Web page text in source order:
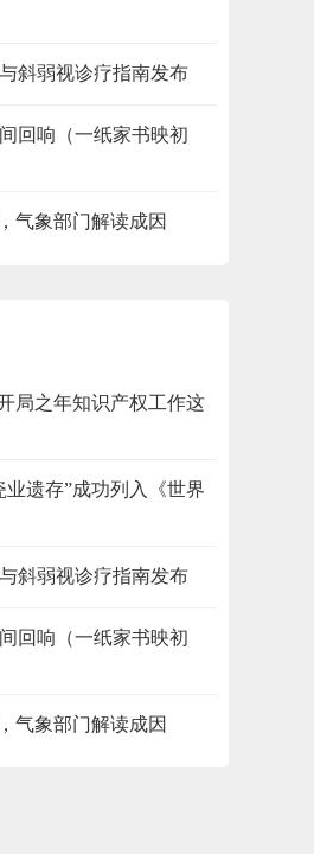
斜弱视诊疗指南发布
回响（一纸家书映初
气象部门解读成因
局之年知识产权工作这
业遗存”成功列入《世界
斜弱视诊疗指南发布
回响（一纸家书映初
气象部门解读成因